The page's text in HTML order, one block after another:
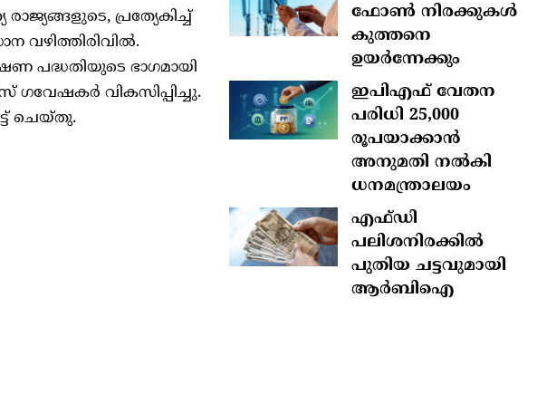
പ്രത്യേകിച്ച്‌
വഴിത്തിരിവിൽ.
പദ്ധതിയുടെ ഭാഗമായി
ഗവേഷകർ വികസിപ്പിച്ചു.
ചെയ്തു.
ഫോണ്‍ നിരക്കുകള്‍
കുത്തനെ
ഉയര്‍ന്നേക്കും
ഇപിഎഫ് വേതന
പരിധി 25,000
രൂപയാക്കാൻ
അനുമതി നൽകി
ധനമന്ത്രാലയം
എഫ്‍ഡി
പലിശനിരക്കിൽ
പുതിയ ചട്ടവുമായി
ആർബിഐ